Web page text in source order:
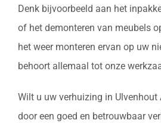
Denk bijvoorbeeld aan het
of het demonteren van meubels
het weer monteren ervan op uw
behoort allemaal tot onze
Wilt u uw verhuizing in Ulvenhout
door een goed en betrouwbaar